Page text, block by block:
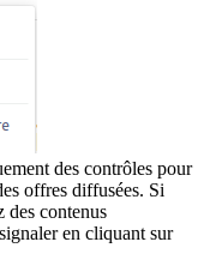
des contrôles pour
offres diffusées. Si
des contenus
en cliquant sur